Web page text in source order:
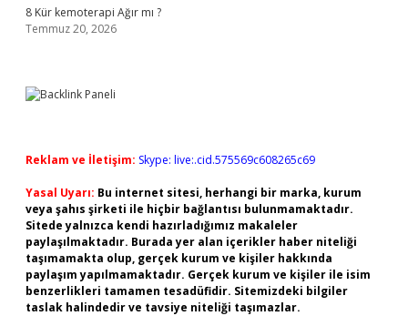
8 Kür kemoterapi Ağır mı ?
Temmuz 20, 2026
Reklam ve İletişim: Skype: live:.cid.575569c608265c69
Yasal Uyarı: Bu internet sitesi, herhangi bir marka, kurum
veya şahıs şirketi ile hiçbir bağlantısı bulunmamaktadır.
Sitede yalnızca kendi hazırladığımız makaleler
paylaşılmaktadır. Burada yer alan içerikler haber niteliği
taşımamakta olup, gerçek kurum ve kişiler hakkında
paylaşım yapılmamaktadır. Gerçek kurum ve kişiler ile isim
benzerlikleri tamamen tesadüfidir. Sitemizdeki bilgiler
taslak halindedir ve tavsiye niteliği taşımazlar.